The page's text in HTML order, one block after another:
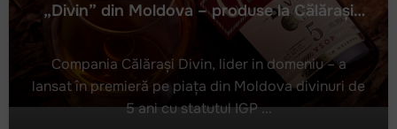
Primele divinuri VSOP 5 ani, cu statut IGP „Divin”
„Divin” din Moldova – produse la Călărași
Сompania Călărași Divin, lider in domeniu – a
lansat în premieră pe piața din Moldova divinuri de
5 ani cu statutul IGP ...